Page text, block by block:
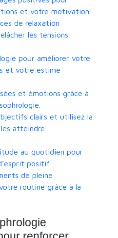
et votre motivation.
de relaxation
les tensions
pour améliorer votre
et votre estime
et émotions grâce à
clairs et utilisez la
atteindre
au quotidien pour
positif.
de pleine
routine grâce à la